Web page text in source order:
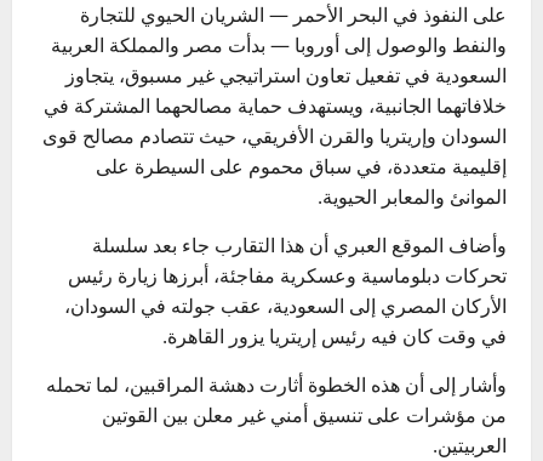
على النفوذ في البحر الأحمر — الشريان الحيوي للتجارة
والنفط والوصول إلى أوروبا — بدأت مصر والمملكة العربية
السعودية في تفعيل تعاون استراتيجي غير مسبوق، يتجاوز
خلافاتهما الجانبية، ويستهدف حماية مصالحهما المشتركة في
السودان وإريتريا والقرن الأفريقي، حيث تتصادم مصالح قوى
إقليمية متعددة، في سباق محموم على السيطرة على
الموانئ والمعابر الحيوية.
وأضاف الموقع العبري أن هذا التقارب جاء بعد سلسلة
تحركات دبلوماسية وعسكرية مفاجئة، أبرزها زيارة رئيس
الأركان المصري إلى السعودية، عقب جولته في السودان،
في وقت كان فيه رئيس إريتريا يزور القاهرة.
وأشار إلى أن هذه الخطوة أثارت دهشة المراقبين، لما تحمله
من مؤشرات على تنسيق أمني غير معلن بين القوتين
العربيتين.